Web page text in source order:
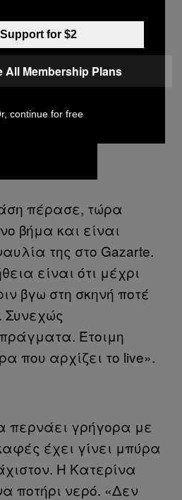
πέρασε, τώρα
βήμα και είναι
της στο Gazarte.
είναι ότι μέχρι
βγω στη σκηνή ποτέ
Συνεχώς
Έτοιμη
που αρχίζει το live».
περνάει γρήγορα με
έχει γίνει μπύρα
Η Κατερίνα
ποτήρι νερό. «Δεν
Support for $2
All Membership Plans
continue for free